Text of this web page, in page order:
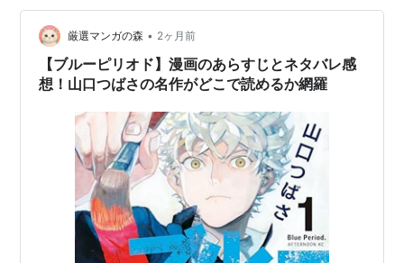
が、読みたい気持ちは変わらないので来月初めに買おう
と思う。まだ連載中のコミックなので、本音は完結して
から一気に読みたいのだけれど、いつ完結するか分から
ない。いつか完結するにしても私が全てを読み終え…
厳選マンガの森 • 2ヶ月前
【ブルーピリオド】漫画のあらすじとネタバレ感
想！山口つばさの名作がどこで読めるか網羅